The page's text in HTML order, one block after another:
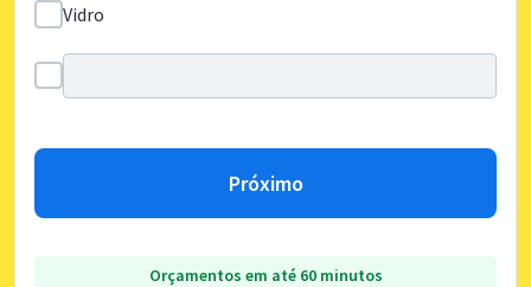
Vidro
Próximo
Orçamentos em até 60 minutos